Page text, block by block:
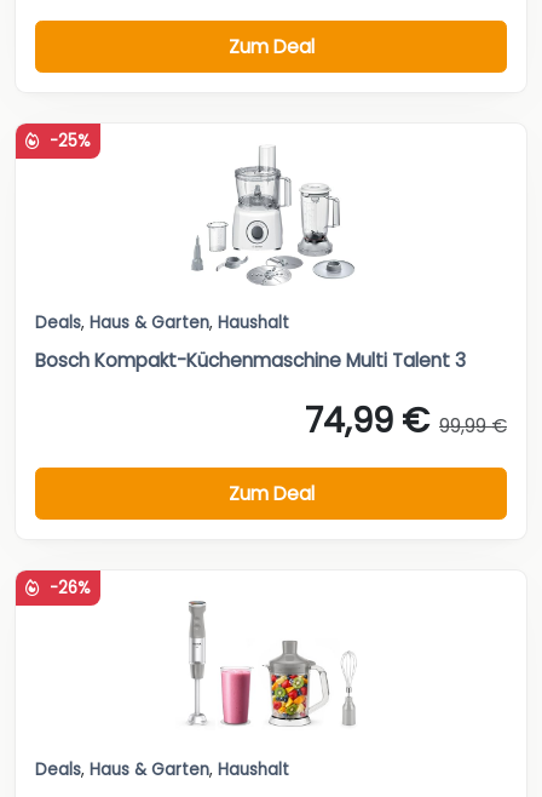
Zum Deal
-25%
Deals, Haus & Garten, Haushalt
Bosch Kompakt-Küchenmaschine Multi Talent 3
74,99 € 99,99 €
Zum Deal
-26%
Deals, Haus & Garten, Haushalt